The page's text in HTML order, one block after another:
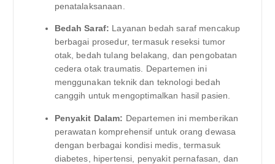
penatalaksanaan.
Bedah Saraf: Layanan bedah saraf mencakup
berbagai prosedur, termasuk reseksi tumor
otak, bedah tulang belakang, dan pengobatan
cedera otak traumatis. Departemen ini
menggunakan teknik dan teknologi bedah
canggih untuk mengoptimalkan hasil pasien.
Penyakit Dalam: Departemen ini memberikan
perawatan komprehensif untuk orang dewasa
dengan berbagai kondisi medis, termasuk
diabetes, hipertensi, penyakit pernafasan, dan